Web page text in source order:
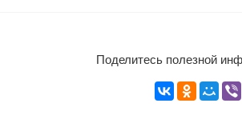
Поделитесь полезной